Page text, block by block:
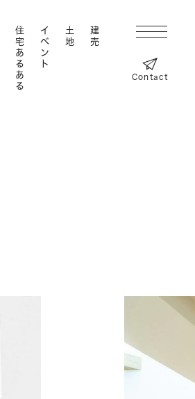
住宅あるある イベント 土地 建売
Contact